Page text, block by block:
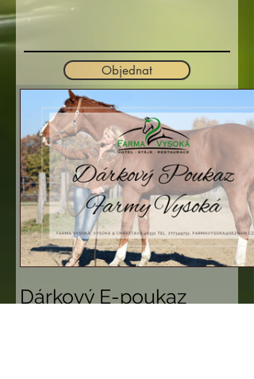
Objednat
Dárkový E-poukaz